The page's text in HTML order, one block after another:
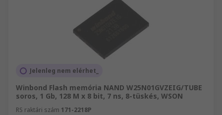
Jelenleg nem elérhet_
Winbond Flash memória NAND W25N01GVZEIG/TUBE
soros, 1 Gb, 128 M x 8 bit, 7 ns, 8-tüskés, WSON
RS raktári szám 171-2218P